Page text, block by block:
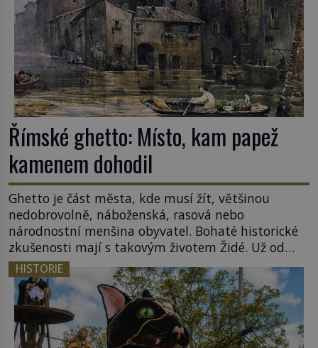
Římské ghetto: Místo, kam papež
kamenem dohodil
Ghetto je část města, kde musí žít, většinou
nedobrovolně, náboženská, rasová nebo
národnostní menšina obyvatel. Bohaté historické
zkušenosti mají s takovým životem Židé. Už od
středověku jsou totiž v každou chvíli nuceni v
nějakém žít. Mezi ty nejslavnější patří i římské
ghetto založené v roce 1555. Pokud jde o vztah
k Židům, nemá se Řím čím chlubit. […]
HISTORIE